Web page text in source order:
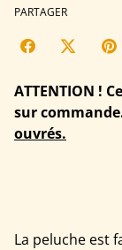
PARTAGER
ATTENTION !
sur
ouvrés.
La peluche est